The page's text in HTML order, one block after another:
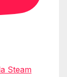
Steam